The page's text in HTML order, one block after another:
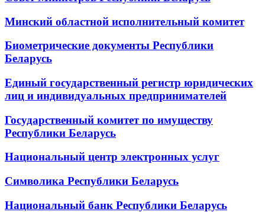
Минский областной исполнительный комитет
Биометрические документы Республики
Беларусь
Единый государственный регистр юридических
лиц и индивидуальных предпринимателей
Государственный комитет по имуществу
Республики Беларусь
Национальный центр электронных услуг
Символика Республики Беларусь
Национальный банк Республики Беларусь